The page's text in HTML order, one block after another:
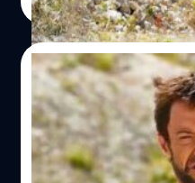
04/12/2023
‘Deadpool 3’ นำ
‘X-Men’ มาสู้กับ
Mirror เปิดเผยภาพล่าสุด